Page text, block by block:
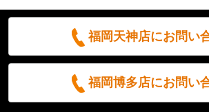
福岡天神店にお問い
福岡博多店にお問い